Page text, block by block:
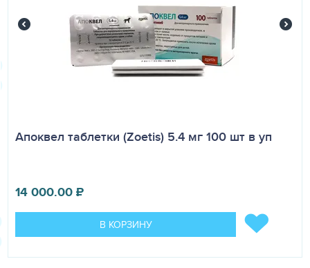
Апоквел таблетки (Zoetis) 5.4 мг 100 шт в уп
14 000.00₽
В КОРЗИНУ